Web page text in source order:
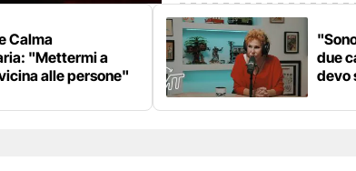
Calma
"Mettermi a
alle persone"
due
devo